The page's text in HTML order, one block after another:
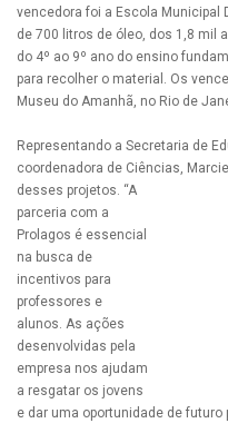
vencedora foi a Escola
de 700 litros de óleo, dos 1,8 mil
do 4º ao 9º ano do ensino
para recolher o material. Os
Museu do Amanhã, no Rio de
Representando a Secretaria de
coordenadora de Ciências,
desses projetos. “A
parceria com a
Prolagos é essencial
na busca de
incentivos para
professores e
alunos. As ações
desenvolvidas pela
empresa nos ajudam
a resgatar os jovens
e dar uma oportunidade de futuro